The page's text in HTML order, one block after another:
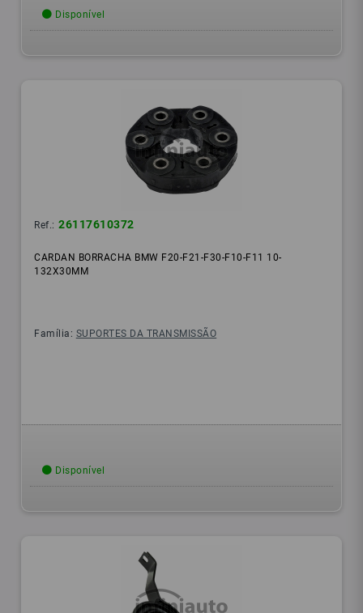
Disponível
Ref.: 26117610372
CARDAN BORRACHA BMW F20-F21-F30-F10-F11 10-
132X30MM
Família: SUPORTES DA TRANSMISSÃO
Disponível